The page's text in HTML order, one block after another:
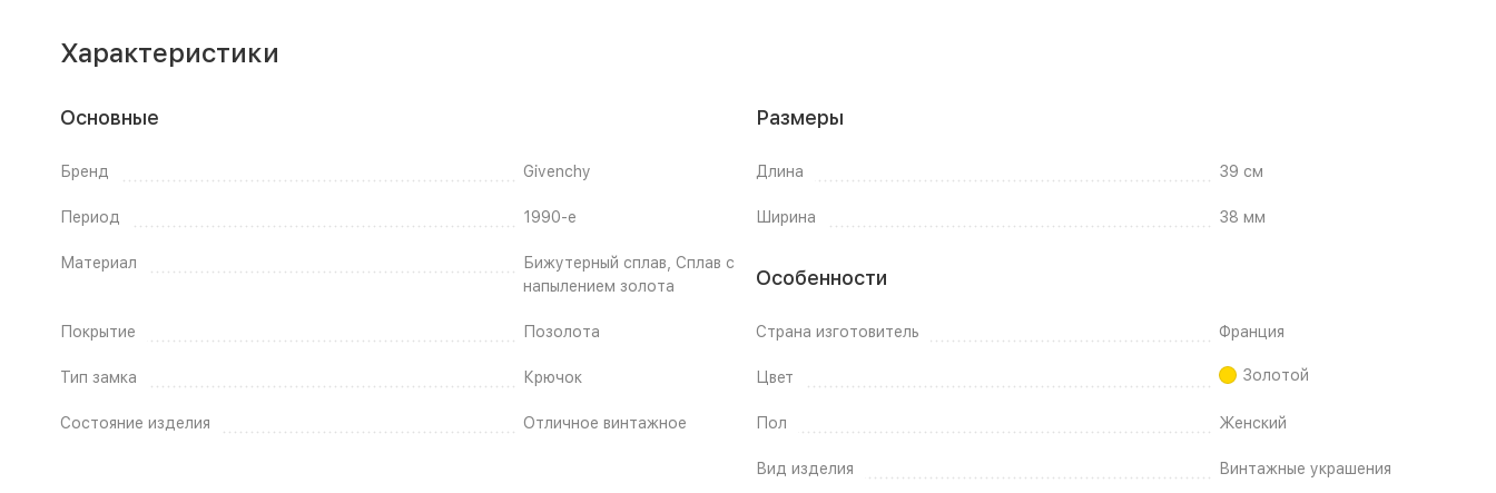
Характеристики
Основные
Бренд Givenchy
Период 1990-е
Материал
Бижутерный сплав, Сплав с
напылением золота
Покрытие Позолота
Тип замка Крючок
Состояние изделия Отличное винтажное
Размеры
Длина 39 см
Ширина 38 мм
Особенности
Страна изготовитель Франция
Цвет Золотой
Пол Женский
Вид изделия Винтажные украшения